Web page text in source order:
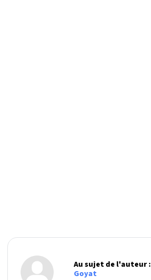
Au sujet de l'auteur :
Goyat